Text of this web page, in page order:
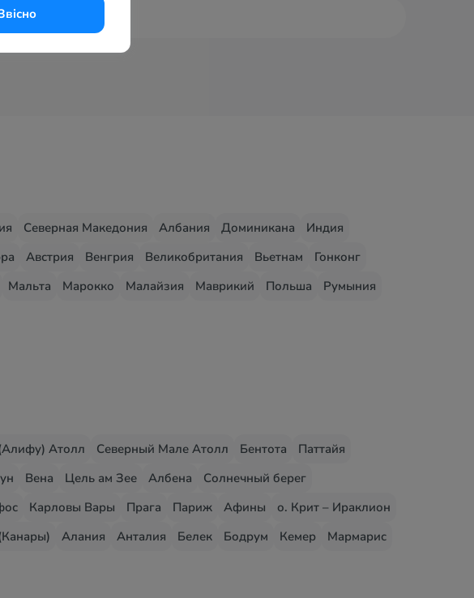
Северная Македония Албания Доминикана
Индия
Австрия Венгрия Великобритания Вьетнам
Гонконг
Мальта Марокко Малайзия Маврикий Польша
Румыния
Атолл Северный Мале Атолл Бентота
Паттайя
Вена Цель ам Зее Албена
Солнечный берег
Карловы Вары Прага Париж Афины
о. Крит – Ираклион
Алания Анталия Белек Бодрум Кемер Мармарис